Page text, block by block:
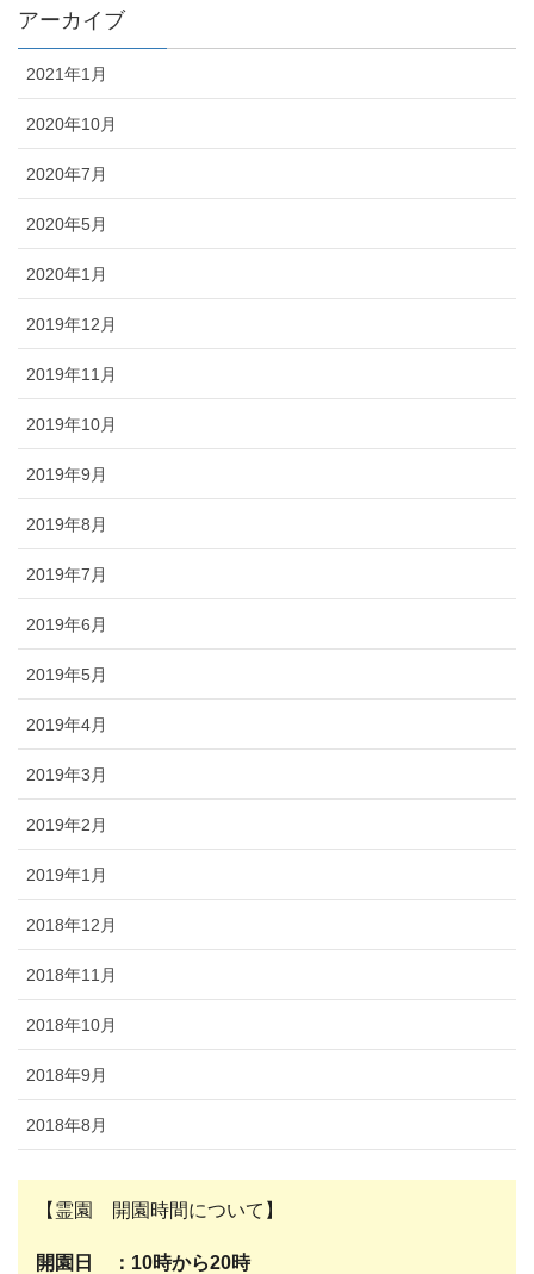
アーカイブ
2021年1月
2020年10月
2020年7月
2020年5月
2020年1月
2019年12月
2019年11月
2019年10月
2019年9月
2019年8月
2019年7月
2019年6月
2019年5月
2019年4月
2019年3月
2019年2月
2019年1月
2018年12月
2018年11月
2018年10月
2018年9月
2018年8月
【霊園 開園時間について】
開園日 ：10時から20時